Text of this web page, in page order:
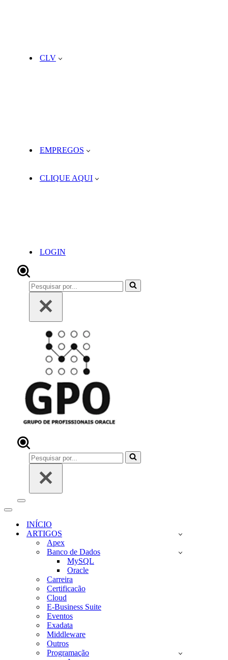
CLV
EMPREGOS
CLIQUE AQUI
LOGIN
Pesquisar
por...
Pesquisar
por...
Menu
navegação
Menu
navegaçãoINÍCIO
ARTIGOS
Apex
Banco de Dados
MySQL
Oracle
Carreira
Certificacão
Cloud
E-Business Suite
Eventos
Exadata
Middleware
Outros
Programação